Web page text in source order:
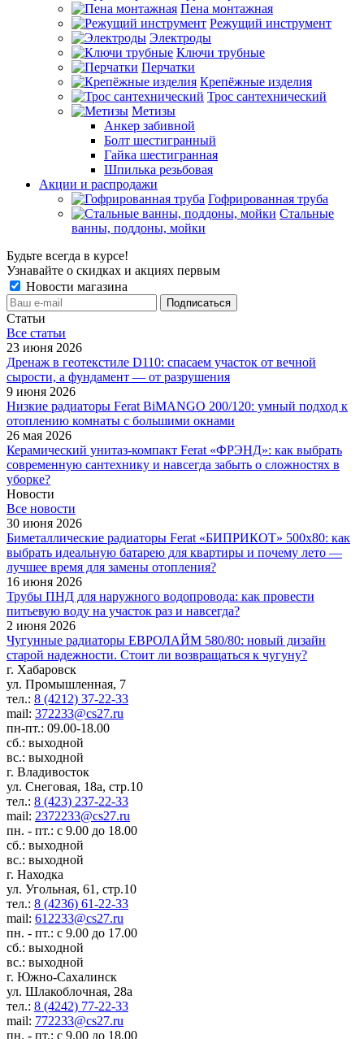
Пена монтажная
Режущий инструмент
Электроды
Ключи трубные
Перчатки
Крепёжные изделия
Трос сантехнический
Метизы
Анкер забивной
Болт шестигранный
Гайка шестигранная
Шпилька резьбовая
Акции и распродажи
Гофрированная труба
Стальные
ванны, поддоны, мойки
Будьте всегда в курсе!
Узнавайте о скидках и акциях первым
Новости магазина
Статьи
Все cтатьи
23 июня 2026
Дренаж в геотекстиле D110: спасаем участок от вечной
сырости, а фундамент — от разрушения
9 июня 2026
Низкие радиаторы Ferat BiMANGO 200/120: умный подход к
отоплению комнаты с большими окнами
26 мая 2026
Керамический унитаз-компакт Ferat «ФРЭНД»: как выбрать
современную сантехнику и навсегда забыть о сложностях в
уборке?
Новости
Все новости
30 июня 2026
Биметаллические радиаторы Ferat «БИПРИКОТ» 500x80: как
выбрать идеальную батарею для квартиры и почему лето —
лучшее время для замены отопления?
16 июня 2026
Трубы ПНД для наружного водопровода: как провести
питьевую воду на участок раз и навсегда?
2 июня 2026
Чугунные радиаторы ЕВРОЛАЙМ 580/80: новый дизайн
старой надежности. Стоит ли возвращаться к чугуну?
г. Хабаровск
ул. Промышленная, 7
тел.: 8 (4212) 37-22-33
mail: 372233@cs27.ru
пн-пт.: 09.00-18.00
сб.: выходной
вс.: выходной
г. Владивосток
ул. Снеговая, 18а, стр.10
тел.: 8 (423) 237-22-33
mail: 2372233@cs27.ru
пн. - пт.: с 9.00 до 18.00
сб.: выходной
вс.: выходной
г. Находка
ул. Угольная, 61, стр.10
тел.: 8 (4236) 61-22-33
mail: 612233@cs27.ru
пн. - пт.: с 9.00 до 17.00
сб.: выходной
вс.: выходной
г. Южно-Сахалинск
ул. Шлакоблочная, 28а
тел.: 8 (4242) 77-22-33
mail: 772233@cs27.ru
пн. - пт.: с 9.00 до 18.00